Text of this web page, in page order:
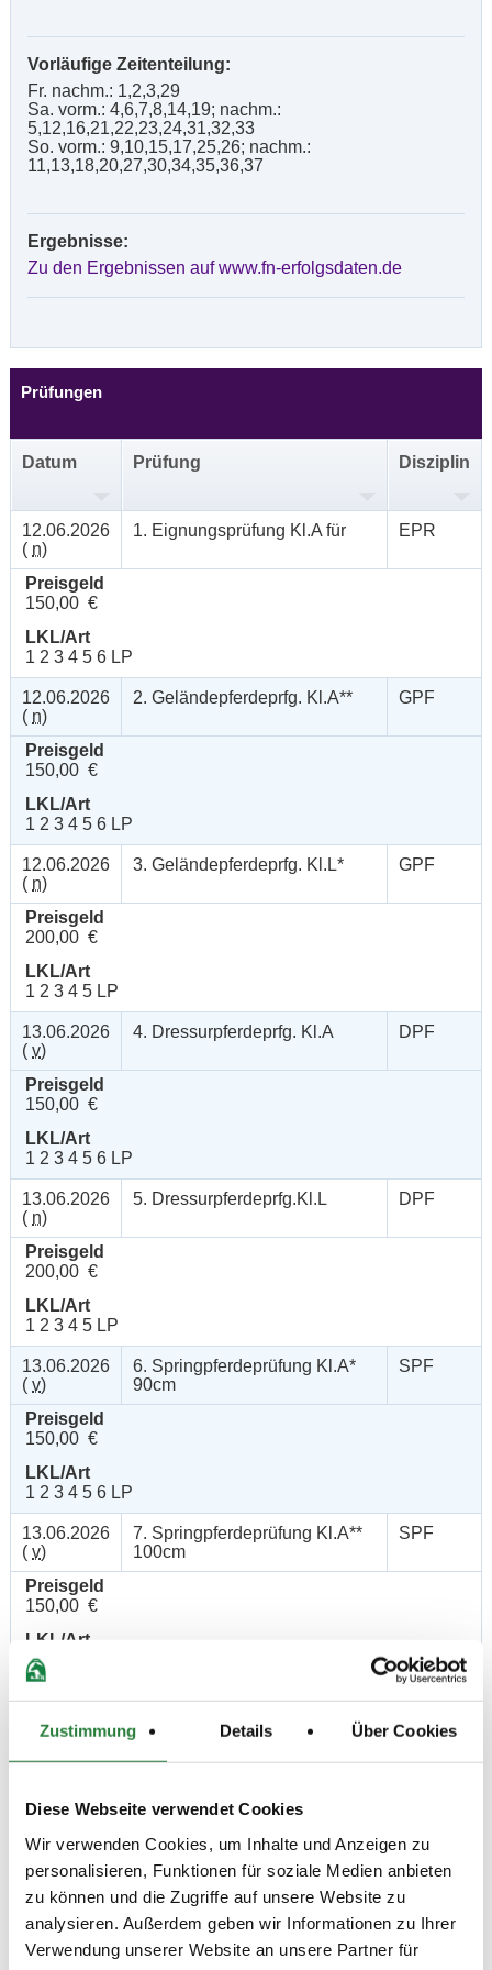
Zustimmung Details Über Cookies
Diese Webseite verwendet Cookies
Wir verwenden Cookies, um Inhalte und Anzeigen zu
personalisieren, Funktionen für soziale Medien anbieten
zu können und die Zugriffe auf unsere Website zu
analysieren. Außerdem geben wir Informationen zu Ihrer
Verwendung unserer Website an unsere Partner für
Vorläufige Zeitenteilung:
Fr. nachm.: 1,2,3,29
Sa. vorm.: 4,6,7,8,14,19; nachm.:
5,12,16,21,22,23,24,31,32,33
So. vorm.: 9,10,15,17,25,26; nachm.:
11,13,18,20,27,30,34,35,36,37
Ergebnisse:
Zu den Ergebnissen auf www.fn-erfolgsdaten.de
Prüfungen
Datum Prüfung Disziplin
12.06.2026
( n)
1. Eignungsprüfung Kl.A für EPR
Preisgeld
150,00 €
LKL/Art
1 2 3 4 5 6 LP
12.06.2026
( n)
2. Geländepferdeprfg. Kl.A** GPF
Preisgeld
150,00 €
LKL/Art
1 2 3 4 5 6 LP
12.06.2026
( n)
3. Geländepferdeprfg. Kl.L* GPF
Preisgeld
200,00 €
LKL/Art
1 2 3 4 5 LP
13.06.2026
( v)
4. Dressurpferdeprfg. Kl.A DPF
Preisgeld
150,00 €
LKL/Art
1 2 3 4 5 6 LP
13.06.2026
( n)
5. Dressurpferdeprfg.Kl.L DPF
Preisgeld
200,00 €
LKL/Art
1 2 3 4 5 LP
13.06.2026
( v)
6. Springpferdeprüfung Kl.A*
90cm
SPF
Preisgeld
150,00 €
LKL/Art
1 2 3 4 5 6 LP
13.06.2026
( v)
7. Springpferdeprüfung Kl.A**
100cm
SPF
Preisgeld
150,00 €
LKL/Art
1 2 3 4 5 6 LP
13.06.2026
8. Springpferdeprüfung Kl.L
SPF
LKL/Art
14.06.2026
(
9. Springponyprüfung Kl.A**
SPF
Preisgeld
150,00 €